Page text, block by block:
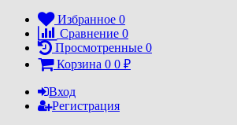
Избранное 0
Сравнение 0
Просмотренные 0
Корзина 0 0 ₽
Вход
Регистрация